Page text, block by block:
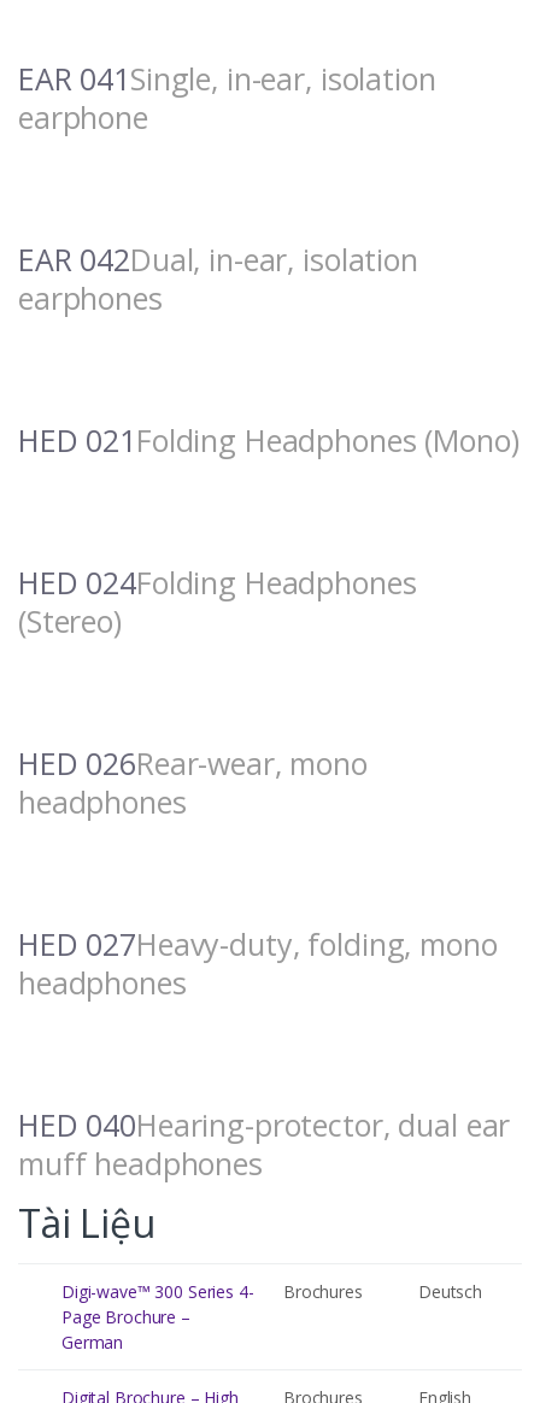
EAR 041Single, in-ear, isolation
earphone
EAR 042Dual, in-ear, isolation
earphones
HED 021 Folding Headphones (Mono)
HED 024Folding Headphones
(Stereo)
HED 026Rear-wear, mono
headphones
HED 027Heavy-duty, folding, mono
headphones
HED 040Hearing-protector, dual ear
muff headphones
Tài Liệu
Digi-wave™ 300 Series 4-
Page Brochure –
German
Brochures Deutsch
Digital Brochure – High Brochures English